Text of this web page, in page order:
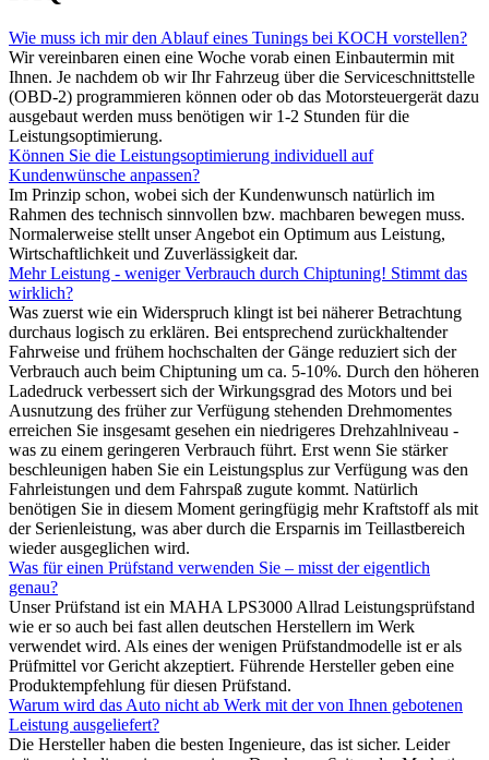
Wie muss ich mir den Ablauf eines Tunings bei KOCH vorstellen?
Wir vereinbaren einen eine Woche vorab einen Einbautermin mit
Ihnen. Je nachdem ob wir Ihr Fahrzeug über die Serviceschnittstelle
(OBD-2) programmieren können oder ob das Motorsteuergerät dazu
ausgebaut werden muss benötigen wir 1-2 Stunden für die
Leistungsoptimierung.
Können Sie die Leistungsoptimierung individuell auf
Kundenwünsche anpassen?
Im Prinzip schon, wobei sich der Kundenwunsch natürlich im
Rahmen des technisch sinnvollen bzw. machbaren bewegen muss.
Normalerweise stellt unser Angebot ein Optimum aus Leistung,
Wirtschaftlichkeit und Zuverlässigkeit dar.
Mehr Leistung - weniger Verbrauch durch Chiptuning! Stimmt das
wirklich?
Was zuerst wie ein Widerspruch klingt ist bei näherer Betrachtung
durchaus logisch zu erklären. Bei entsprechend zurückhaltender
Fahrweise und frühem hochschalten der Gänge reduziert sich der
Verbrauch auch beim Chiptuning um ca. 5-10%. Durch den höheren
Ladedruck verbessert sich der Wirkungsgrad des Motors und bei
Ausnutzung des früher zur Verfügung stehenden Drehmomentes
erreichen Sie insgesamt gesehen ein niedrigeres Drehzahlniveau -
was zu einem geringeren Verbrauch führt. Erst wenn Sie stärker
beschleunigen haben Sie ein Leistungsplus zur Verfügung was den
Fahrleistungen und dem Fahrspaß zugute kommt. Natürlich
benötigen Sie in diesem Moment geringfügig mehr Kraftstoff als mit
der Serienleistung, was aber durch die Ersparnis im Teillastbereich
wieder ausgeglichen wird.
Was für einen Prüfstand verwenden Sie – misst der eigentlich
genau?
Unser Prüfstand ist ein MAHA LPS3000 Allrad Leistungsprüfstand
wie er so auch bei fast allen deutschen Herstellern im Werk
verwendet wird. Als eines der wenigen Prüfstandmodelle ist er als
Prüfmittel vor Gericht akzeptiert. Führende Hersteller geben eine
Produktempfehlung für diesen Prüfstand.
Warum wird das Auto nicht ab Werk mit der von Ihnen gebotenen
Leistung ausgeliefert?
Die Hersteller haben die besten Ingenieure, das ist sicher. Leider